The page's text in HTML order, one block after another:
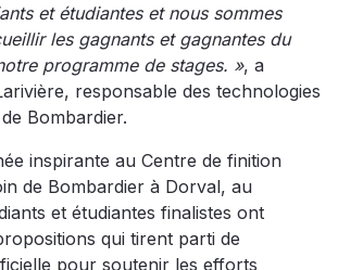
et étudiantes et nous sommes
les gagnants et gagnantes du
programme de stages. », a
responsable des technologies
Bombardier.
inspirante au Centre de finition
de Bombardier à Dorval, au
et étudiantes finalistes ont
qui tirent parti de
pour soutenir les efforts